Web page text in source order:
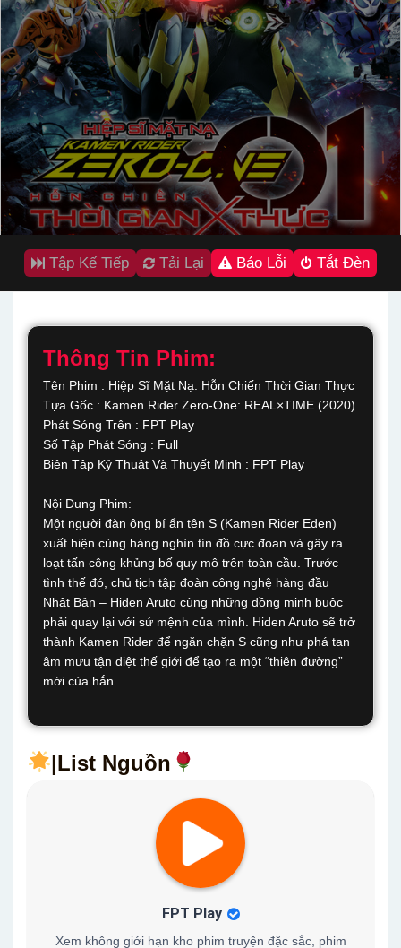
Tập Kế Tiếp Tải Lại Báo Lỗi Tắt Đèn
Thông Tin Phim:
Tên Phim : Hiệp Sĩ Mặt Nạ: Hỗn Chiến Thời Gian Thực
Tựa Gốc : Kamen Rider Zero-One: REAL×TIME (2020)
Phát Sóng Trên : FPT Play
Số Tập Phát Sóng : Full
Biên Tập Kỷ Thuật Và Thuyết Minh : FPT Play
Nội Dung Phim:
Một người đàn ông bí ẩn tên S (Kamen Rider Eden)
xuất hiện cùng hàng nghìn tín đồ cực đoan và gây ra
loạt tấn công khủng bố quy mô trên toàn cầu. Trước
tình thế đó, chủ tịch tập đoàn công nghệ hàng đầu
Nhật Bản – Hiden Aruto cùng những đồng minh buộc
phải quay lại với sứ mệnh của mình. Hiden Aruto sẽ trở
thành Kamen Rider để ngăn chặn S cũng như phá tan
âm mưu tận diệt thế giới để tạo ra một “thiên đường”
mới của hắn.
|List Nguồn
FPT Play
Xem không giới hạn kho phim truyện đặc sắc, phim